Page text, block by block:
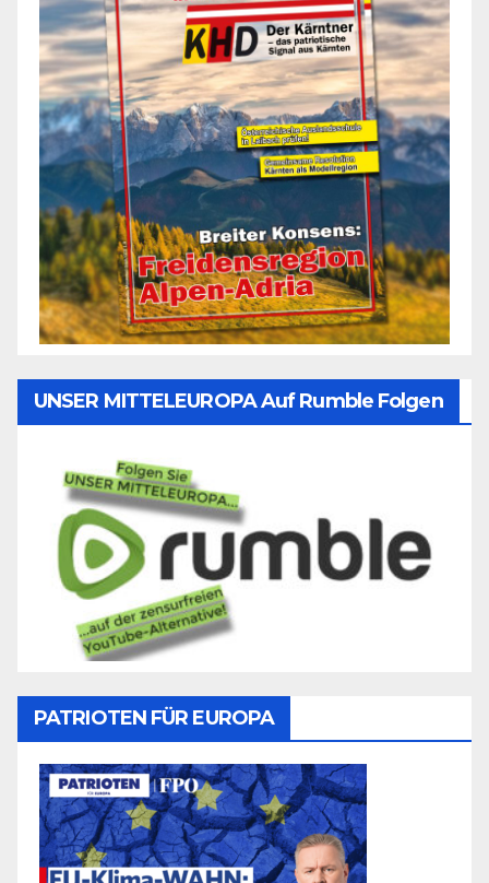
UNSER MITTELEUROPA Auf Rumble Folgen
PATRIOTEN FÜR EUROPA